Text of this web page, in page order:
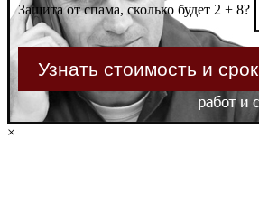
Защита от спама, сколько будет 2 + 8?
×